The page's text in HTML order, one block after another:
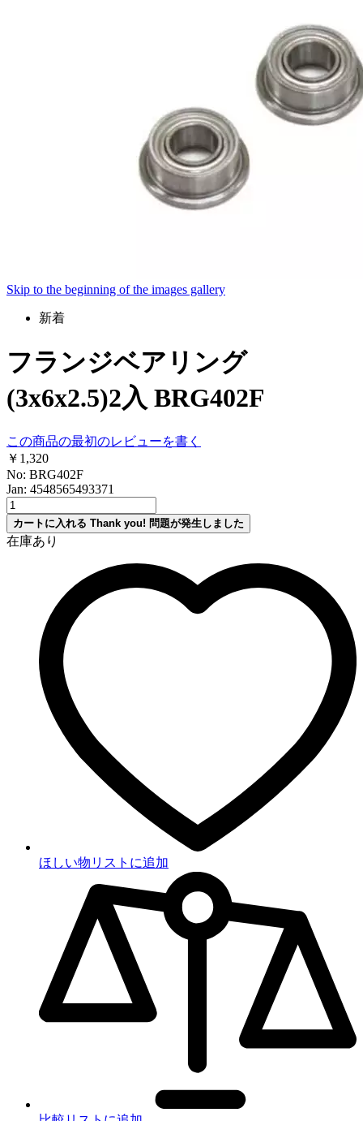
Skip to the beginning of the images gallery
新着
フランジベアリング
(3x6x2.5)2入 BRG402F
この商品の最初のレビューを書く
￥1,320
No: BRG402F
Jan: 4548565493371
カートに入れる Thank you! 問題が発生しました
在庫あり
ほしい物リストに追加